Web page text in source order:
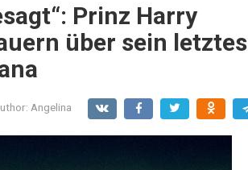
Prinz Harry
über sein letztes
Angelina